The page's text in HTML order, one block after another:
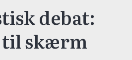
debat:
til skærm